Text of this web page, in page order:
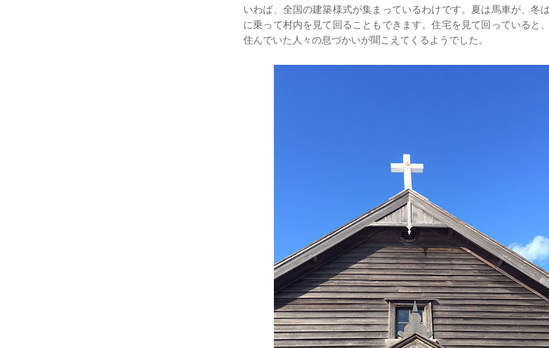
いわば、全国の建築様式が集まっているわけです。夏は馬車が、冬
に乗って村内を見て回ることもできます。住宅を見て回っていると
住んでいた人々の息づかいが聞こえてくるようでした。